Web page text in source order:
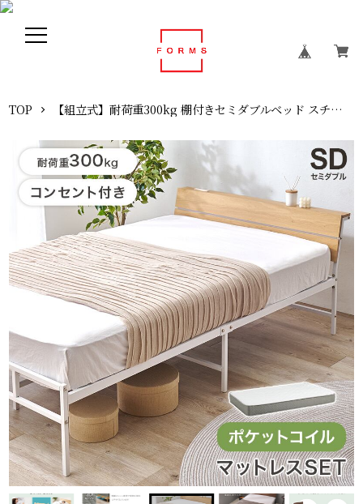
TOP 【組立式】耐荷重300kg 棚付きセミダブルベッド スチールフレーム ポケットコイルマットレスセット 2色展開 一人暮らし ワンルーム 幅121cm